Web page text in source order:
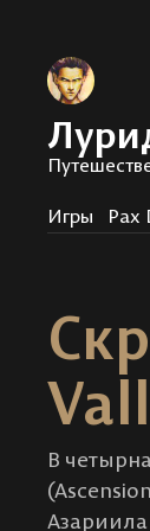
Игры Pax
В